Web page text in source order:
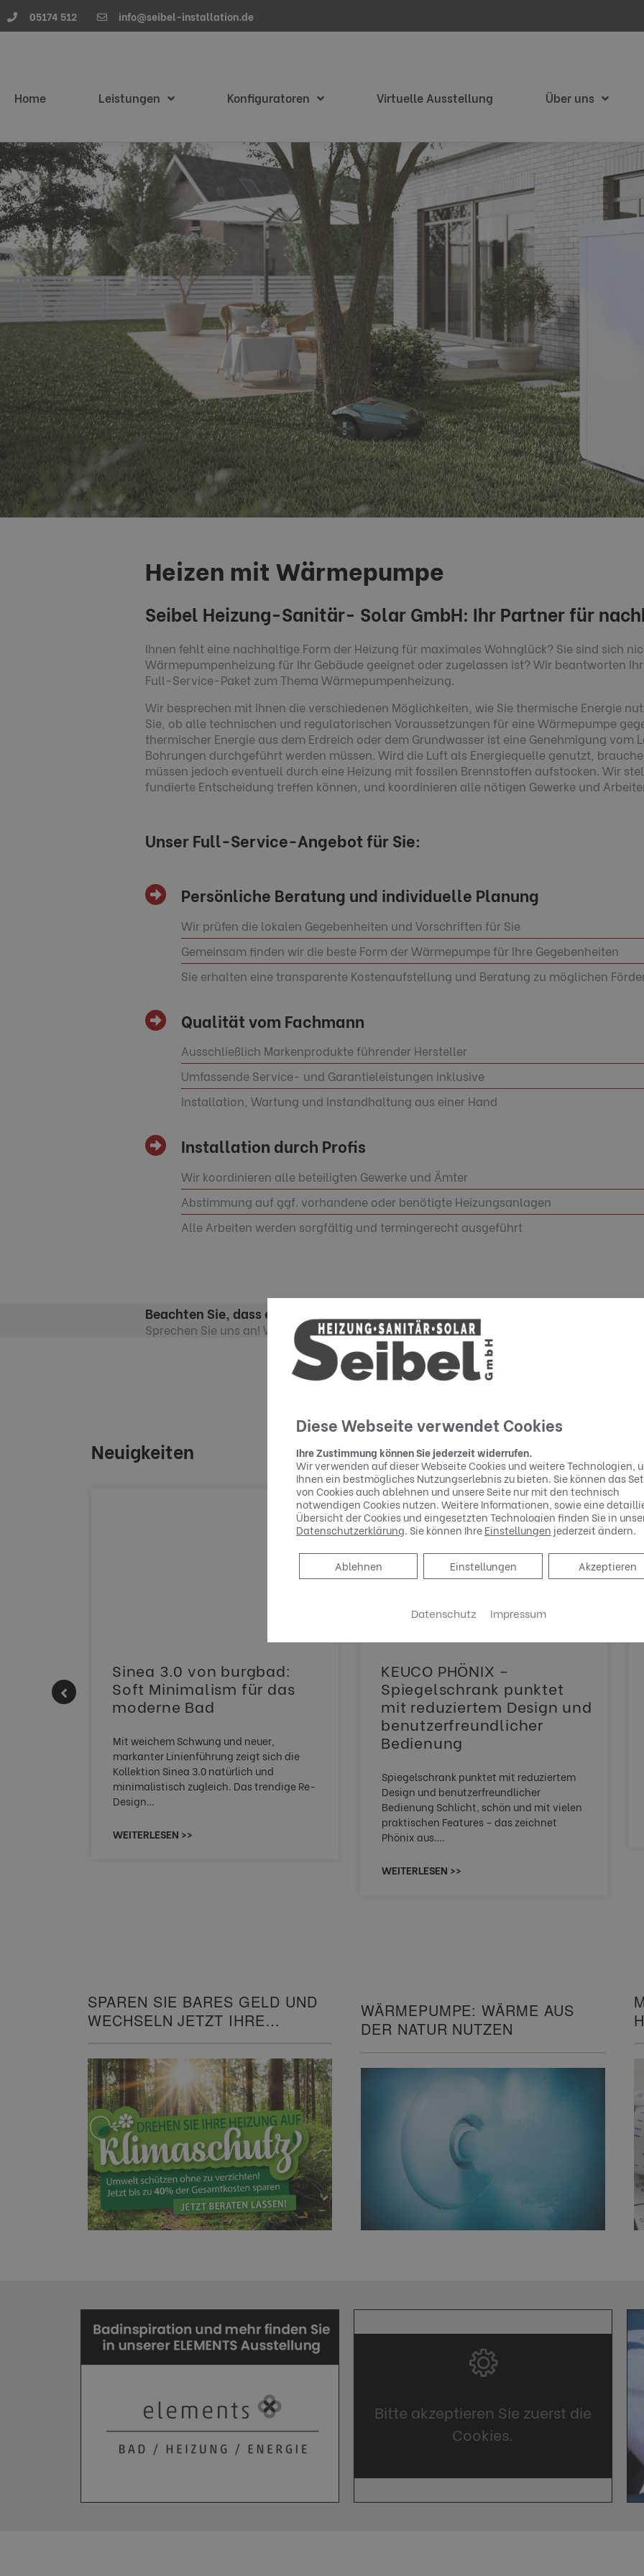
05174 512 info@seibel-installation.de
Home Leistungen Konfiguratoren Virtuelle Ausstellung Über uns
Heizen mit Wärmepumpe
Seibel Heizung-Sanitär- Solar GmbH: Ihr Partner für
Ihnen fehlt eine nachhaltige Form der Heizung für maximales Wohnglück? Sie sind sich
Wärmepumpenheizung für Ihr Gebäude geeignet oder zugelassen ist? Wir beantworten
Full-Service-Paket zum Thema Wärmepumpenheizung.
Wir besprechen mit Ihnen die verschiedenen Möglichkeiten, wie Sie thermische Energie
Sie, ob alle technischen und regulatorischen Voraussetzungen für eine Wärmepumpe
thermischer Energie aus dem Erdreich oder dem Grundwasser ist eine Genehmigung vom
Bohrungen durchgeführt werden müssen. Wird die Luft als Energiequelle genutzt,
müssen jedoch eventuell durch eine Heizung mit fossilen Brennstoffen aufstocken. Wir
fundierte Entscheidung treffen können, und koordinieren alle nötigen Gewerke und
Unser Full-Service-Angebot für Sie:
Persönliche Beratung und individuelle Planung
Wir prüfen die lokalen Gegebenheiten und Vorschriften für Sie
Gemeinsam finden wir die beste Form der Wärmepumpe für Ihre Gegebenheiten
Sie erhalten eine transparente Kostenaufstellung und Beratung zu möglichen
Qualität vom Fachmann
Ausschließlich Markenprodukte führender Hersteller
Umfassende Service- und Garantieleistungen inklusive
Installation, Wartung und Instandhaltung aus einer Hand
Installation durch Profis
Wir koordinieren alle beteiligten Gewerke und Ämter
Abstimmung auf ggf. vorhandene oder benötigte Heizungsanlagen
Alle Arbeiten werden sorgfältig und termingerecht ausgeführt
Beachten Sie, dass es eventuell Fördermöglichkeiten gibt.
Sprechen Sie uns an! Wir informieren Sie.
Neuigkeiten
Sinea 3.0 von burgbad:
Soft Minimalism für das
moderne Bad
Mit weichem Schwung und neuer,
markanter Linienführung zeigt sich die
Kollektion Sinea 3.0 natürlich und
minimalistisch zugleich. Das trendige Re-
Design…
WEITERLESEN >>
KEUCO PHÖNIX –
Spiegelschrank punktet
mit reduziertem Design und
benutzerfreundlicher
Bedienung
Spiegelschrank punktet mit reduziertem
Design und benutzerfreundlicher
Bedienung Schlicht, schön und mit vielen
praktischen Features – das zeichnet
Phönix aus.…
WEITERLESEN >>
SPAREN SIE BARES GELD UND
WECHSELN JETZT IHRE
WÄRMEPUMPE: WÄRME AUS
DER NATUR NUTZEN
Bitte akzeptieren Sie zuerst die
Cookies.
Diese Webseite verwendet Cookies
Ihre Zustimmung können Sie jederzeit widerrufen.
Wir verwenden auf dieser Webseite Cookies und weitere Technologien,
Ihnen ein bestmögliches Nutzungserlebnis zu bieten. Sie können das
von Cookies auch ablehnen und unsere Seite nur mit den technisch
notwendigen Cookies nutzen. Weitere Informationen, sowie eine
Übersicht der Cookies und eingesetzten Technologien finden Sie in
Datenschutzerklärung. Sie können IhreEinstellungen jederzeit ändern.
Akzeptieren
Einstellungen
Ablehnen
Ablehnen
Datenschutz Impressum